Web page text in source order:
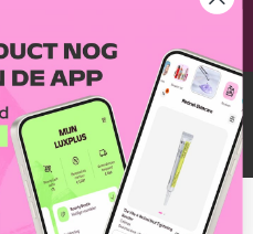
weergegeven in vergelijking
prijzen.